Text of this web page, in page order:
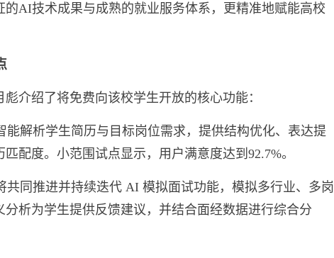
AI技术成果与成熟的就业服务体系，更精准地赋能高校
介绍了将免费向该校学生开放的核心功能：
能解析学生简历与目标岗位需求，提供结构优化、表达提
配度。小范围试点显示，用户满意度达到92.7%。
共同推进并持续迭代 AI 模拟面试功能，模拟多行业、多岗
析为学生提供反馈建议，并结合面经数据进行综合分